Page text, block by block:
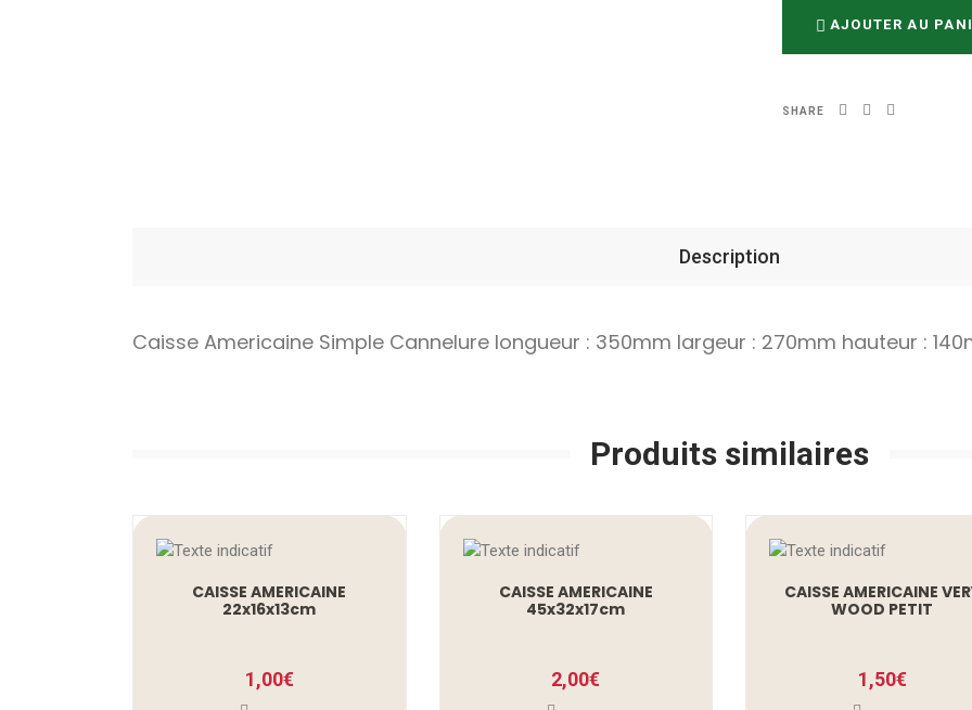
AJOUTER AU
SHARE
Description
Caisse Americaine Simple Cannelure longueur : 350mm largeur : 270mm hauteur :
Produits similaires
CAISSE AMERICAINE
22x16x13cm
1,00€
CAISSE AMERICAINE
45x32x17cm
2,00€
CAISSE AMERICAINE
WOOD PETIT
1,50€